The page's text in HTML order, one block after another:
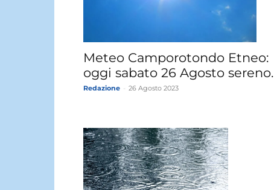
Meteo Camporotondo Etneo:
oggi sabato 26 Agosto sereno.
Redazione 26 Agosto 2023